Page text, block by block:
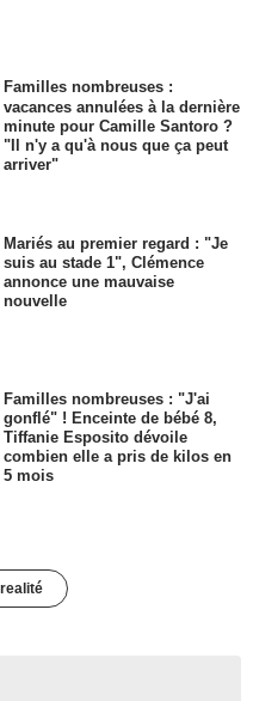
Familles nombreuses :
vacances annulées à la dernière
minute pour Camille Santoro ?
"Il n'y a qu'à nous que ça peut
arriver"
Mariés au premier regard : "Je
suis au stade 1", Clémence
annonce une mauvaise
nouvelle
Familles nombreuses : "J'ai
gonflé" ! Enceinte de bébé 8,
Tiffanie Esposito dévoile
combien elle a pris de kilos en
5 mois